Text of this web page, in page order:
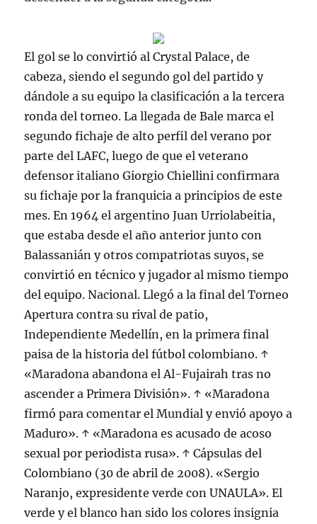
El gol se lo convirtió al Crystal Palace, de
cabeza, siendo el segundo gol del partido y
dándole a su equipo la clasificación a la tercera
ronda del torneo. La llegada de Bale marca el
segundo fichaje de alto perfil del verano por
parte del LAFC, luego de que el veterano
defensor italiano Giorgio Chiellini confirmara
su fichaje por la franquicia a principios de este
mes. En 1964 el argentino Juan Urriolabeitia,
que estaba desde el año anterior junto con
Balassanián y otros compatriotas suyos, se
convirtió en técnico y jugador al mismo tiempo
del equipo. Nacional. Llegó a la final del Torneo
Apertura contra su rival de patio,
Independiente Medellín, en la primera final
paisa de la historia del fútbol colombiano. ↑
«Maradona abandona el Al-Fujairah tras no
ascender a Primera División». ↑ «Maradona
firmó para comentar el Mundial y envió apoyo a
Maduro». ↑ «Maradona es acusado de acoso
sexual por periodista rusa». ↑ Cápsulas del
Colombiano (30 de abril de 2008). «Sergio
Naranjo, expresidente verde con UNAULA». El
verde y el blanco han sido los colores insignia